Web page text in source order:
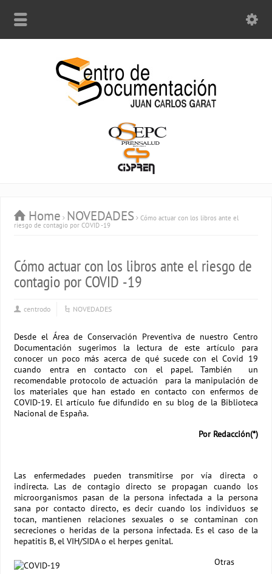
Home NOVEDADES
Cómo actuar con los libros ante el
riesgo de contagio por COVID -19
Cómo actuar con los libros ante el riesgo de
contagio por COVID -19
centrodo NOVEDADES
Desde el Área de Conservación Preventiva de nuestro Centro
Documentación sugerimos la lectura de este artículo para
conocer un poco más acerca de qué sucede con el Covid 19
cuando entra en contacto con el papel. También un
recomendable protocolo de actuación para la manipulación de
los materiales que han estado en contacto con enfermos de
COVID-19. El artículo fue difundido en su blog de la Biblioteca
Nacional de España.
Por Redacción(*)
Las enfermedades pueden transmitirse por vía directa o
indirecta. Las de contagio directo se propagan cuando los
microorganismos pasan de la persona infectada a la persona
sana por contacto directo, es decir cuando los individuos se
tocan, mantienen relaciones sexuales o se contaminan con
secreciones o heridas de la persona infectada. Es el caso de la
hepatitis B, el VIH/SIDA o el herpes genital.
Otras